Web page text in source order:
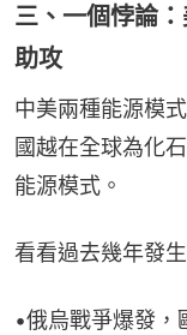
三、一個悖論
助攻
中美兩種能源模
國越在全球為化
能源模式。
看看過去幾年發生
•俄烏戰爭爆發，